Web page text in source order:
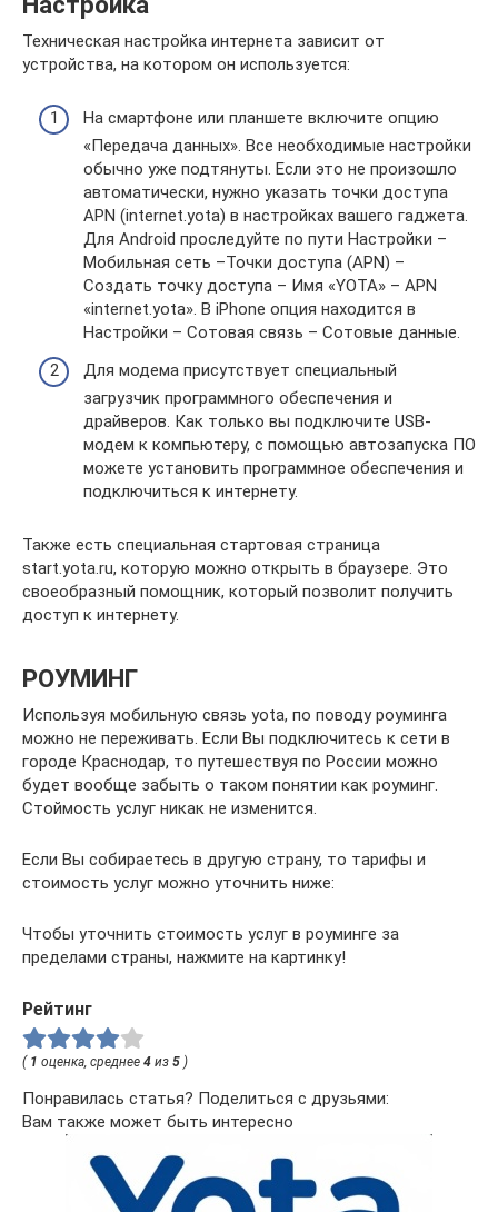
Техническая настройка интернета зависит от
устройства, на котором он используется:
На смартфоне или планшете включите опцию
«Передача данных». Все необходимые настройки
обычно уже подтянуты. Если это не произошло
автоматически, нужно указать точки доступа
APN (internet.yota) в настройках вашего гаджета.
Для Android проследуйте по пути Настройки –
Мобильная сеть –Точки доступа (APN) –
Создать точку доступа – Имя «YOTA» – APN
«internet.yota». В iPhone опция находится в
Настройки – Сотовая связь – Сотовые данные.
Для модема присутствует специальный
загрузчик программного обеспечения и
драйверов. Как только вы подключите USB-
модем к компьютеру, с помощью автозапуска ПО
можете установить программное обеспечения и
подключиться к интернету.
Также есть специальная стартовая страница
start.yota.ru, которую можно открыть в браузере. Это
своеобразный помощник, который позволит получить
доступ к интернету.
РОУМИНГ
Используя мобильную связь yota, по поводу роуминга
можно не переживать. Если Вы подключитесь к сети в
городе Краснодар, то путешествуя по России можно
будет вообще забыть о таком понятии как роуминг.
Стоймость услуг никак не изменится.
Если Вы собираетесь в другую страну, то тарифы и
стоимость услуг можно уточнить ниже:
Чтобы уточнить стоимость услуг в роуминге за
пределами страны, нажмите на картинку!
Рейтинг
( 1 оценка, среднее 4 из 5 )
Понравилась статья? Поделиться с друзьями:
Вам также может быть интересно